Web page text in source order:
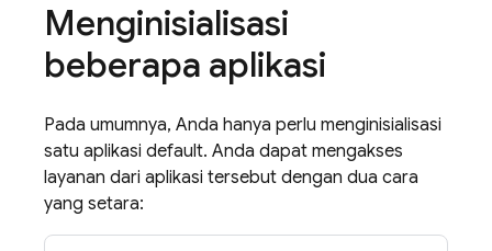
Menginisialisasi
beberapa aplikasi
Pada umumnya, Anda hanya perlu menginisialisasi
satu aplikasi default. Anda dapat mengakses
layanan dari aplikasi tersebut dengan dua cara
yang setara: